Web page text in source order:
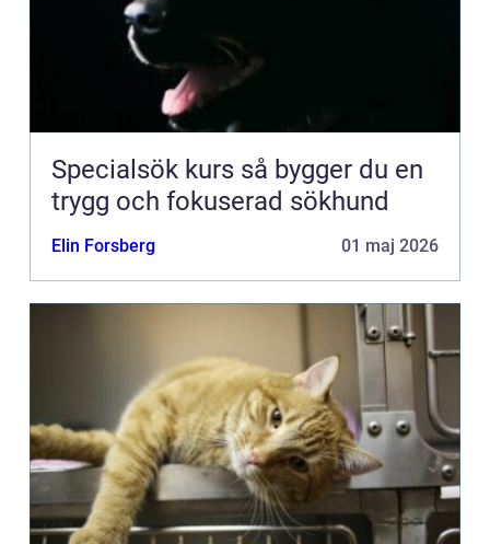
Specialsök kurs så bygger du en
trygg och fokuserad sökhund
Elin Forsberg 01 maj 2026